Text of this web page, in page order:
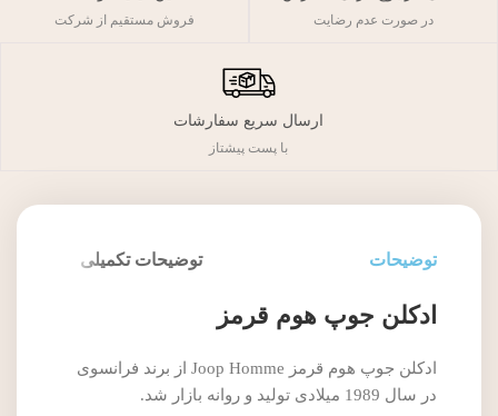
در صورت عدم رضایت فروش مستقیم از شرکت
ارسال سریع سفارشات
با پست پیشتاز
توضیحات توضیحات تکمیلی
ادکلن جوپ هوم قرمز
ادکلن جوپ هوم قرمز Joop Homme از برند فرانسوی
در سال 1989 میلادی تولید و روانه بازار شد.